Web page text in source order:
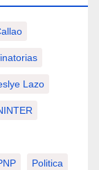
Lazo
Politica